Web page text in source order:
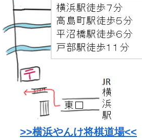
>>横浜やんけ将棋道場<<